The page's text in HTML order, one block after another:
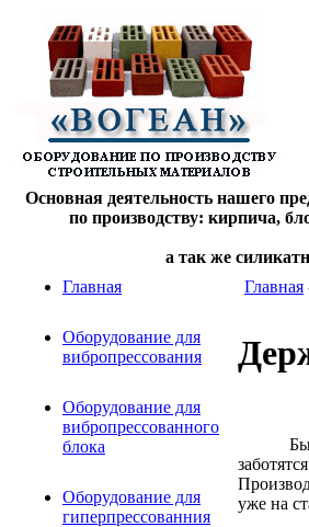
Основная деятельность нашего
по производству: кирпича,
а так же
Главная
Оборудование для
вибропрессования
Оборудование для
вибропрессованного
блока
Оборудование для
гиперпрессованния
Главная
уже на